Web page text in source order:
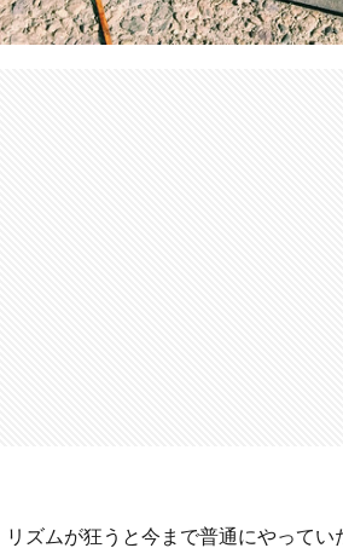
リズムが狂うと今まで普通にやって